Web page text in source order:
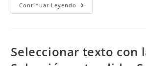
Continuar Leyendo Buscar
Gráficos
Seleccionar texto con